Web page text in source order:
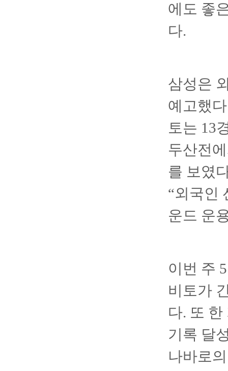
에도 좋
다.
삼성은
예고했
토는 13
두산전
를 보였
“외국인
운드 운
이번 주
비토가
다. 또
기록 달
나바로